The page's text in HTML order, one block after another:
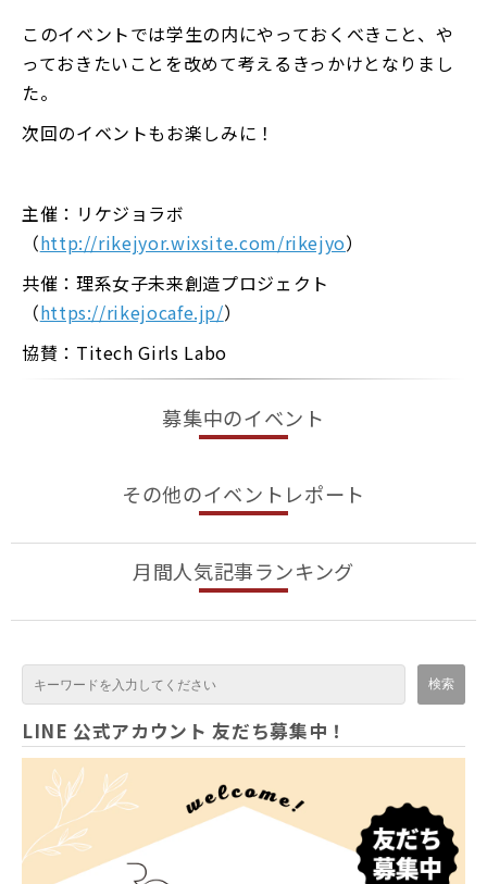
このイベントでは学生の内にやっておくべきこと、や
っておきたいことを改めて考えるきっかけとなりまし
た。
次回のイベントもお楽しみに！
主催：リケジョラボ
（http://rikejyor.wixsite.com/rikejyo）
共催：理系女子未来創造プロジェクト
（https://rikejocafe.jp/）
協賛：Titech Girls Labo
募集中のイベント
その他のイベントレポート
月間人気記事ランキング
LINE 公式アカウント 友だち募集中！